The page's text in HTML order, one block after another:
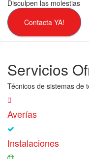
Disculpen las molestias
Contacta YA!
Servicios
Técnicos de sistemas de
Averías
Instalaciones